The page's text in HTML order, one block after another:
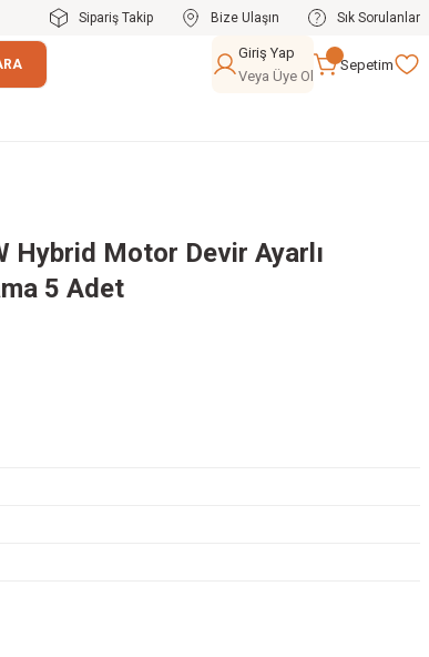
Sipariş Takip Bize Ulaşın Sık Sorulanlar
Giriş Yap
Veya Üye Ol
Sepetim
Hybrid Motor Devir Ayarlı
5 Adet